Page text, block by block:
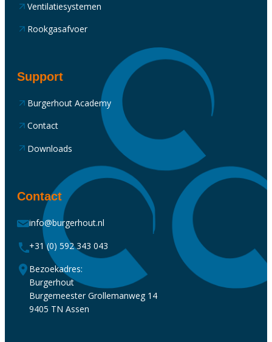
Ventilatiesystemen
Rookgasafvoer
Support
Burgerhout Academy
Contact
Downloads
Contact
info@burgerhout.nl
+31 (0) 592 343 043
Bezoekadres:
Burgerhout
Burgemeester Grollemanweg 14
9405 TN Assen